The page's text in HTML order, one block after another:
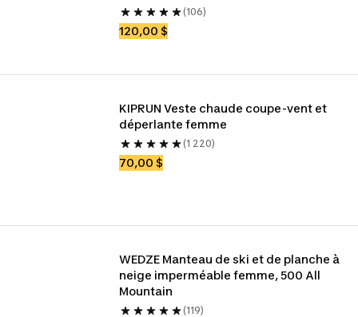
(106)
120,00 $
KIPRUN Veste chaude coupe-vent et
déperlante femme
(1 220)
70,00 $
WEDZE Manteau de ski et de planche à
neige imperméable femme, 500 All
Mountain
(119)